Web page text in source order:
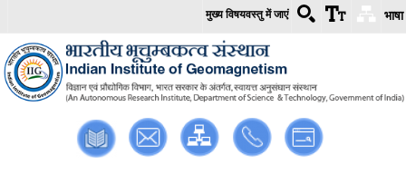
मुख्य विषयवस्तु में जाएं
भाषा
to main content